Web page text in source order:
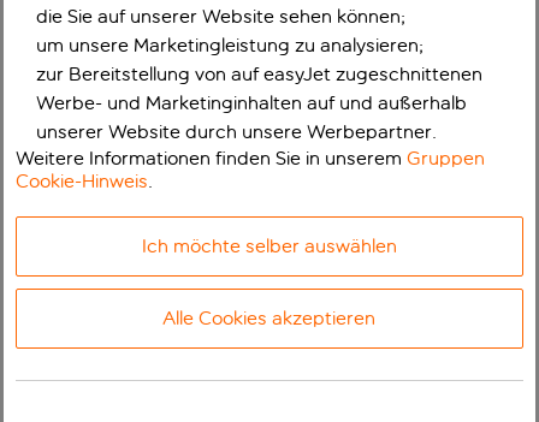
die Sie auf unserer Website sehen können;
um unsere Marketingleistung zu analysieren;
zur Bereitstellung von auf easyJet zugeschnittenen
Werbe- und Marketinginhalten auf und außerhalb
unserer Website durch unsere Werbepartner.
Weitere Informationen finden Sie in unseremGruppen
Cookie-Hinweis.
Ich möchte selber auswählen
Alle Cookies akzeptieren